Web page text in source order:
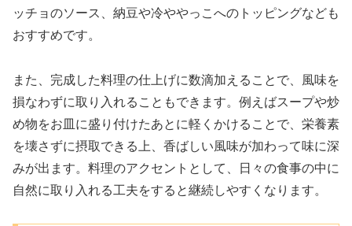
ッチョのソース、納豆や冷ややっこへのトッピングなども
おすすめです。
また、完成した料理の仕上げに数滴加えることで、風味を
損なわずに取り入れることもできます。例えばスープや炒
め物をお皿に盛り付けたあとに軽くかけることで、栄養素
を壊さずに摂取できる上、香ばしい風味が加わって味に深
みが出ます。料理のアクセントとして、日々の食事の中に
自然に取り入れる工夫をすると継続しやすくなります。